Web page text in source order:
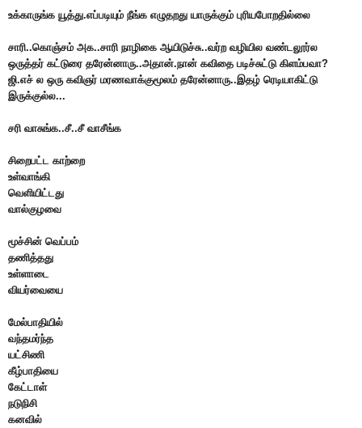
உக்காருங்க யூத்து.எப்படியும் நீங்க எழுதறது யாருக்கும் புரியபோறதில்லை
சாரி..கொஞ்சம் அக..சாரி நாழிகை ஆயிடுச்சு..வர்ற வழியில வண்டலூர்ல
ஒருத்தர் கட்டுரை தரேன்னாரு..அதான்.நான் கவிதை படிச்சுட்டு கிளம்பவா?
ஜி.எச் ல ஒரு கவிஞர் மரணவாக்குமூலம் தரேன்னாரு..இதழ் ரெடியாகிட்டு
இருக்குல்ல...
சரி வாசுங்க..சீ..சீ வாசீங்க
சிறைபட்ட காற்றை
உள்வாங்கி
வெளியிட்டது
வால்குழவை
மூச்சின் வெப்பம்
தணித்தது
உள்ளாடை
வியர்வையை
மேல்பாதியில்
வந்தமர்ந்த
யட்சிணி
கீழ்பாதியை
கேட்டாள்
நடுநிசி
கனவில்